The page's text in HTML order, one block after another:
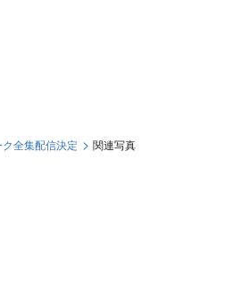
ク全集配信決定 関連写真